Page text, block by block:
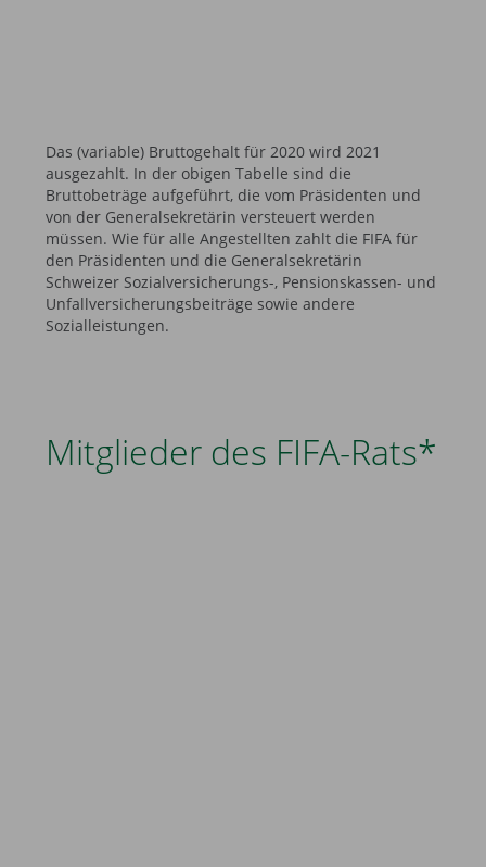
Das (variable) Bruttogehalt für 2020 wird 2021
ausgezahlt. In der obigen Tabelle sind die
Bruttobeträge aufgeführt, die vom Präsidenten und
von der Generalsekretärin versteuert werden
müssen. Wie für alle Angestellten zahlt die FIFA für
den Präsidenten und die Generalsekretärin
Schweizer Sozialversicherungs-, Pensionskassen- und
Unfallversicherungsbeiträge sowie andere
Sozialleistungen.
Mitglieder des FIFA-Rats*